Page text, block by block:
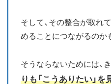
そして、その整合が取れ
めることにつながるのか
そうならないためには、
りも「こうありたい」